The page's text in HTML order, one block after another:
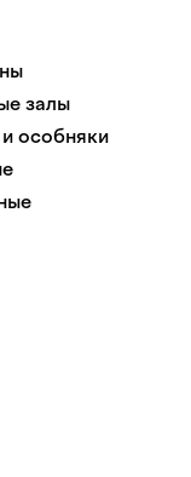
залы
особняки